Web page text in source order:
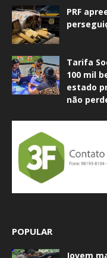
PRF
Tarifa
100 mil
estado
não
POPULAR
Jovem